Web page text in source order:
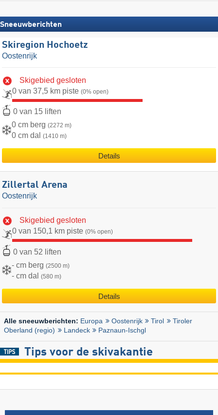
Sneeuwberichten
Skiregion Hochoetz
Oostenrijk
Skigebied gesloten
0 van 37,5 km piste (0% open)
0 van 15 liften
0 cm berg (2272 m)
0 cm dal (1410 m)
Details
Zillertal Arena
Oostenrijk
Skigebied gesloten
0 van 150,1 km piste (0% open)
0 van 52 liften
- cm berg (2500 m)
- cm dal (580 m)
Details
Alle sneeuwberichten: Europa Oostenrijk Tirol
Tiroler
Oberland (regio)
Landeck Paznaun-Ischgl
Tips voor de skivakantie